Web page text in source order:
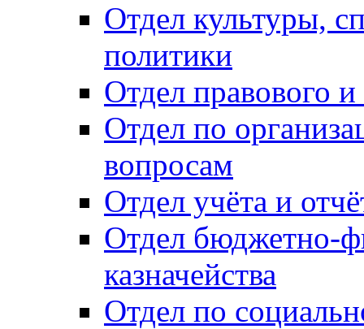
Отдел культуры,
политики
Отдел правового
Отдел по
вопросам
Отдел учёта и
Отдел бюджетно-
казначейства
Отдел по